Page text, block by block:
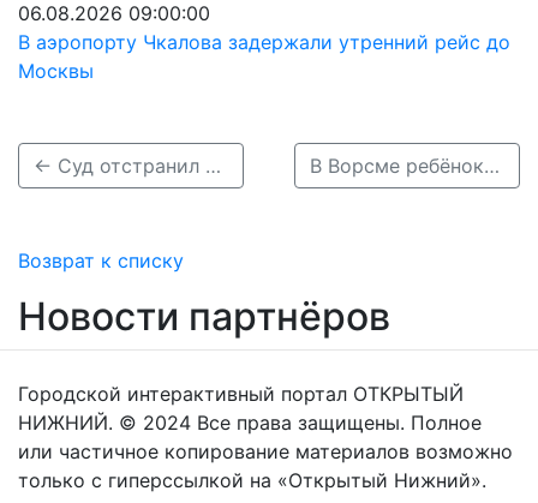
06.08.2026 09:00:00
В аэропорту Чкалова задержали утренний рейс до
Москвы
← Суд отстранил директора коммунальной службы за экологические нарушения В Ворсме ребёнок получил удар током от оборванной линии электропередачи →
Возврат к списку
Новости партнёров
Городской интерактивный портал ОТКРЫТЫЙ
НИЖНИЙ. © 2024 Все права защищены. Полное
или частичное копирование материалов возможно
только с гиперссылкой на «Открытый Нижний».